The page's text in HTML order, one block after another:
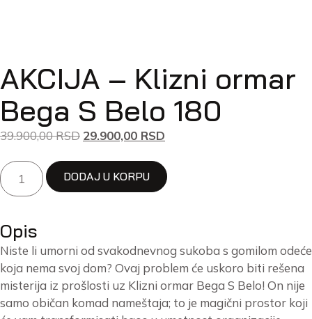
AKCIJA – Klizni ormar
Bega S Belo 180
39.900,00RSD 29.900,00 RSD
DODAJ U KORPU
Opis
Niste li umorni od svakodnevnog sukoba s gomilom odeće
koja nema svoj dom? Ovaj problem će uskoro biti rešena
misterija iz prošlosti uz Klizni ormar Bega S Belo! On nije
samo običan komad nameštaja; to je magični prostor koji